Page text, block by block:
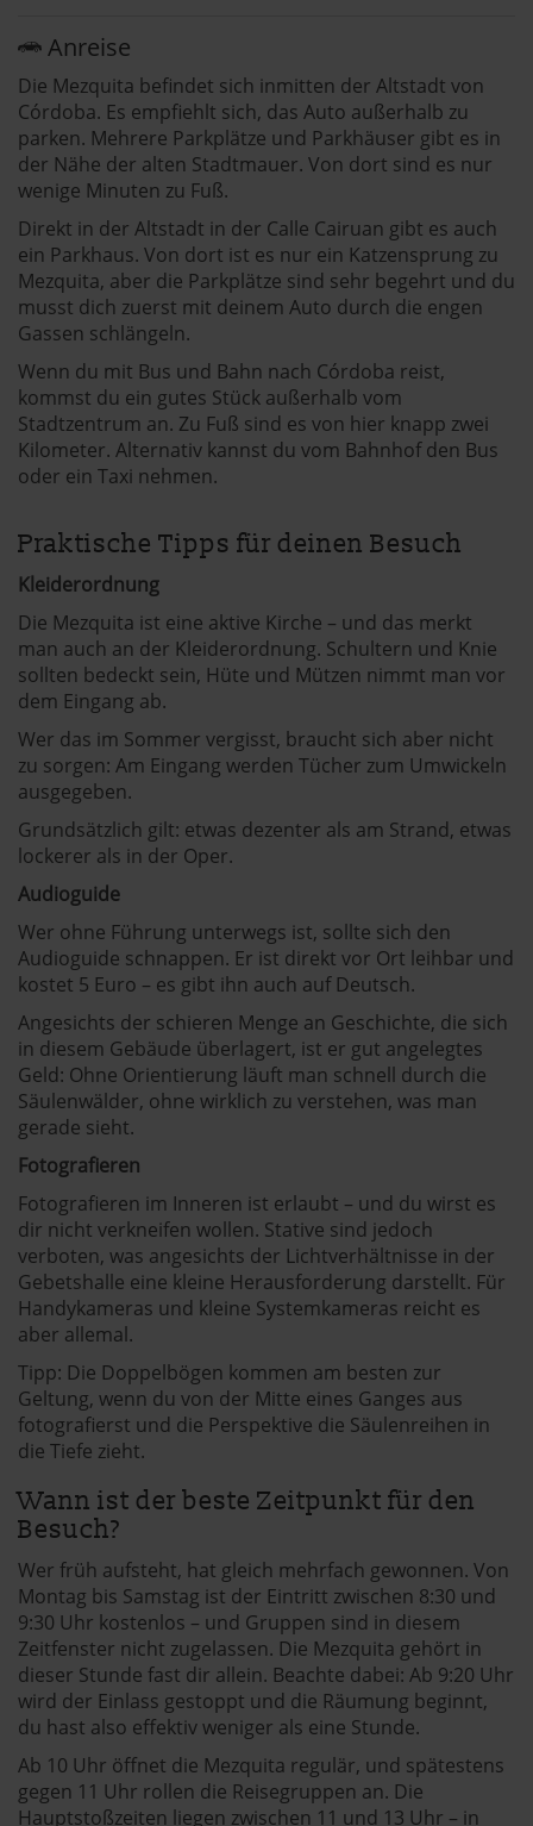
Anreise
Die Mezquita befindet sich inmitten der Altstadt von
Córdoba. Es empfiehlt sich, das Auto außerhalb zu
parken. Mehrere Parkplätze und Parkhäuser gibt es in
der Nähe der alten Stadtmauer. Von dort sind es nur
wenige Minuten zu Fuß.
Direkt in der Altstadt in der Calle Cairuan gibt es auch
ein Parkhaus. Von dort ist es nur ein Katzensprung zu
Mezquita, aber die Parkplätze sind sehr begehrt und du
musst dich zuerst mit deinem Auto durch die engen
Gassen schlängeln.
Wenn du mit Bus und Bahn nach Córdoba reist,
kommst du ein gutes Stück außerhalb vom
Stadtzentrum an. Zu Fuß sind es von hier knapp zwei
Kilometer. Alternativ kannst du vom Bahnhof den Bus
oder ein Taxi nehmen.
Praktische Tipps für deinen Besuch
Kleiderordnung
Die Mezquita ist eine aktive Kirche – und das merkt
man auch an der Kleiderordnung. Schultern und Knie
sollten bedeckt sein, Hüte und Mützen nimmt man vor
dem Eingang ab.
Wer das im Sommer vergisst, braucht sich aber nicht
zu sorgen: Am Eingang werden Tücher zum Umwickeln
ausgegeben.
Grundsätzlich gilt: etwas dezenter als am Strand, etwas
lockerer als in der Oper.
Audioguide
Wer ohne Führung unterwegs ist, sollte sich den
Audioguide schnappen. Er ist direkt vor Ort leihbar und
kostet 5 Euro – es gibt ihn auch auf Deutsch.
Angesichts der schieren Menge an Geschichte, die sich
in diesem Gebäude überlagert, ist er gut angelegtes
Geld: Ohne Orientierung läuft man schnell durch die
Säulenwälder, ohne wirklich zu verstehen, was man
gerade sieht.
Fotografieren
Fotografieren im Inneren ist erlaubt – und du wirst es
dir nicht verkneifen wollen. Stative sind jedoch
verboten, was angesichts der Lichtverhältnisse in der
Gebetshalle eine kleine Herausforderung darstellt. Für
Handykameras und kleine Systemkameras reicht es
aber allemal.
Tipp: Die Doppelbögen kommen am besten zur
Geltung, wenn du von der Mitte eines Ganges aus
fotografierst und die Perspektive die Säulenreihen in
die Tiefe zieht.
Wann ist der beste Zeitpunkt für den
Besuch?
Wer früh aufsteht, hat gleich mehrfach gewonnen. Von
Montag bis Samstag ist der Eintritt zwischen 8:30 und
9:30 Uhr kostenlos – und Gruppen sind in diesem
Zeitfenster nicht zugelassen. Die Mezquita gehört in
dieser Stunde fast dir allein. Beachte dabei: Ab 9:20 Uhr
wird der Einlass gestoppt und die Räumung beginnt,
du hast also effektiv weniger als eine Stunde.
Ab 10 Uhr öffnet die Mezquita regulär, und spätestens
gegen 11 Uhr rollen die Reisegruppen an. Die
Hauptstoßzeiten liegen zwischen 11 und 13 Uhr – in